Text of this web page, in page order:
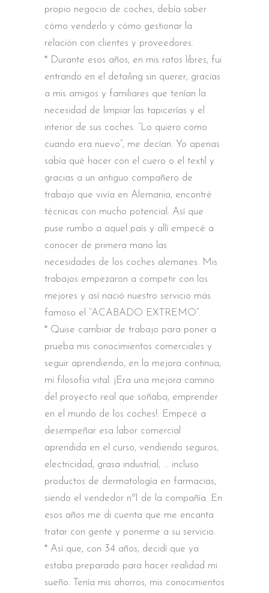
propio negocio de coches, debía saber
cómo venderlo y cómo gestionar la
relación con clientes y proveedores.
* Durante esos años, en mis ratos libres, fui
entrando en el detailing sin querer, gracias
a mis amigos y familiares que tenían la
necesidad de limpiar las tapicerías y el
interior de sus coches. “Lo quiero como
cuando era nuevo”, me decían. Yo apenas
sabía qué hacer con el cuero o el textil y
gracias a un antiguo compañero de
trabajo que vivía en Alemania, encontré
técnicas con mucho potencial. Así que
puse rumbo a aquel país y allí empecé a
conocer de primera mano las
necesidades de los coches alemanes. Mis
trabajos empezaron a competir con los
mejores y así nació nuestro servicio más
famoso el “ACABADO EXTREMO”.
* Quise cambiar de trabajo para poner a
prueba mis conocimientos comerciales y
seguir aprendiendo, en la mejora continua,
mi filosofía vital. ¡Era una mejora camino
del proyecto real que soñaba, emprender
en el mundo de los coches!. Empecé a
desempeñar esa labor comercial
aprendida en el curso, vendiendo seguros,
electricidad, grasa industrial, … incluso
productos de dermatología en farmacias,
siendo el vendedor nº1 de la compañía. En
esos años me di cuenta que me encanta
tratar con gente y ponerme a su servicio.
* Así que, con 34 años, decidí que ya
estaba preparado para hacer realidad mi
sueño. Tenía mis ahorros, mis conocimientos